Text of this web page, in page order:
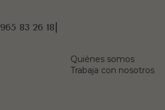
965 83 26 18
Quiénes somos
Trabaja con nosotros